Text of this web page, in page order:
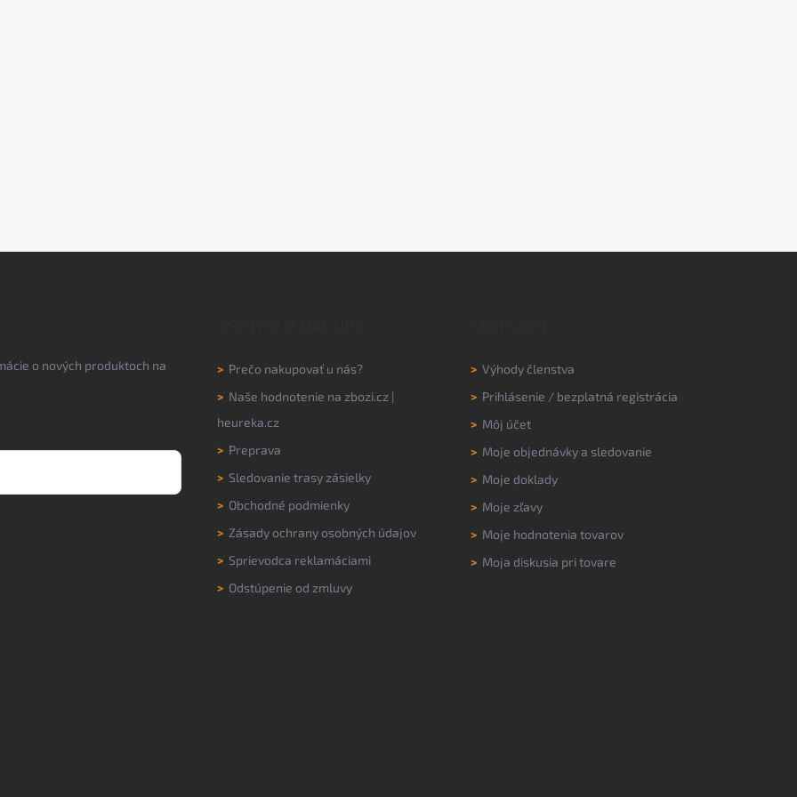
o nových produktoch na
> Prečo nakupovať u nás?
> Naše hodnotenie na zbozi.cz |
heureka.cz
> Preprava
> Sledovanie trasy zásielky
> Obchodné podmienky
> Zásady ochrany osobných údajov
> Sprievodca reklamáciami
> Odstúpenie od zmluvy
> Výhody členstva
> Prihlásenie / bezplatná registrácia
> Môj účet
> Moje objednávky a sledovanie
> Moje doklady
> Moje zľavy
> Moje hodnotenia tovarov
> Moja diskusia pri tovare